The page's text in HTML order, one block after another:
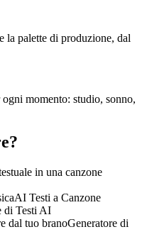
la palette di produzione, dal
momento: studio, sonno,
in una canzone
AI Testi a Canzone
di Testi AI
dal tuo branoGeneratore di